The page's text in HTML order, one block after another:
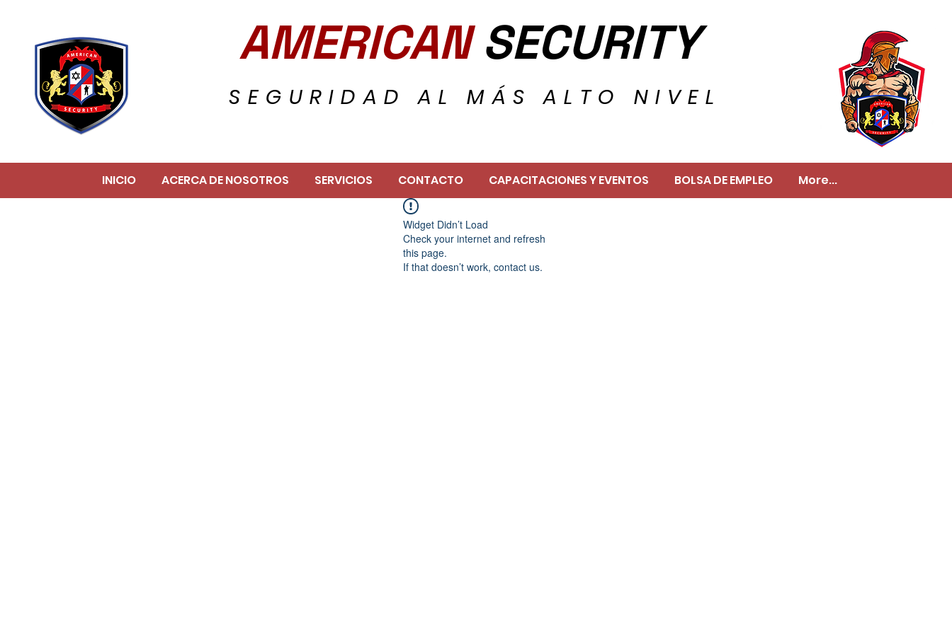
AMERICANSECURITY
SEGURIDAD AL MÁS ALTO NIVEL
INICIO ACERCA DE NOSOTROS SERVICIOS CONTACTO CAPACITACIONES Y EVENTOS BOLSA DE EMPLEO More...
Widget Didn’t Load
Check your internet and refresh
this page.
If that doesn’t work, contact us.